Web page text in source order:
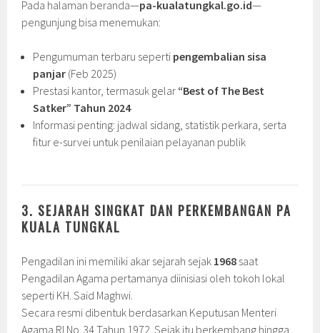
Pada halaman beranda—pa-kualatungkal.go.id—
pengunjung bisa menemukan:
Pengumuman terbaru seperti pengembalian sisa
panjar (Feb 2025)
Prestasi kantor, termasuk gelar “Best of The Best
Satker” Tahun 2024
Informasi penting: jadwal sidang, statistik perkara, serta
fitur e-survei untuk penilaian pelayanan publik
3. SEJARAH SINGKAT DAN PERKEMBANGAN PA
KUALA TUNGKAL
Pengadilan ini memiliki akar sejarah sejak 1968 saat
Pengadilan Agama pertamanya diinisiasi oleh tokoh lokal
seperti KH. Said Maghwi.
Secara resmi dibentuk berdasarkan Keputusan Menteri
Agama RI No. 34 Tahun 1972. Sejak itu berkembang hingga